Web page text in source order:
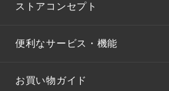
ストアコンセプト
便利なサービス・機能
お買い物ガイド